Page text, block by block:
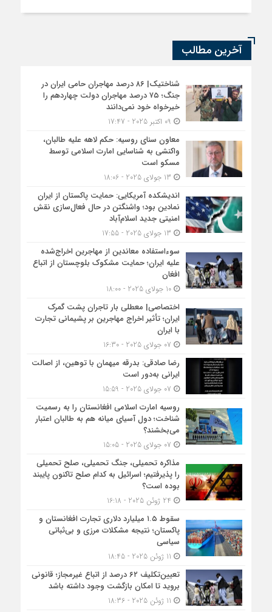
آخرین مطالب
شناختیک| ۸۶ درصد مهاجران حامی ایران در
جنگ؛ ۷۵ درصد مهاجران دولت چهاردهم را
خیرخواه خود نمی‌دانند
معاون سنای روسیه: حکم لاهه علیه طالبان،
واکنشی به شناسایی امارت اسلامی توسط
مسکو است
اندیشکده آمریکایی: حمایت پاکستان از ایران
نمادین بود؛ واشنگتن در حال فعال‌سازی نقش
امنیتی جدید اسلام‌آباد
سوءاستفاده معاندین از مهاجرین اخراج‌شده
علیه ایران؛ حمایت مشکوک بلوچستان از اتباع
افغان
10 جولای 2025 - 18:00
اختصاصی| معطلی بار تاجران پشت گمرک
ایران؛ تأثیر اخراج مهاجرین بر پشیمانی تجارت
با ایران
رضا صادقی: بدرقه میهمان با توهین، از اصالت
ایرانی به‌دور است
روسیه امارت اسلامی افغانستان را به رسمیت
شناخت؛ دول آسیای میانه هم به طالبان اعتبار
می‎‌بخشند؟
مذاکره تحمیلی، جنگ تحمیلی، صلح تحمیلی
را پذیرفتیم؛ اسرائیل به کدام صلح تاکنون پایبند
بوده است؟
سقوط ۱.۵ میلیارد دلاری تجارت افغانستان و
پاکستان؛ نتیجه مشکلات مرزی و بی‌ثباتی
سیاسی
تعیین‌تکلیف ۶۲ درصد از اتباع غیرمجاز؛ قانونی
بروید تا امکان بازگشت وجود داشته باشد